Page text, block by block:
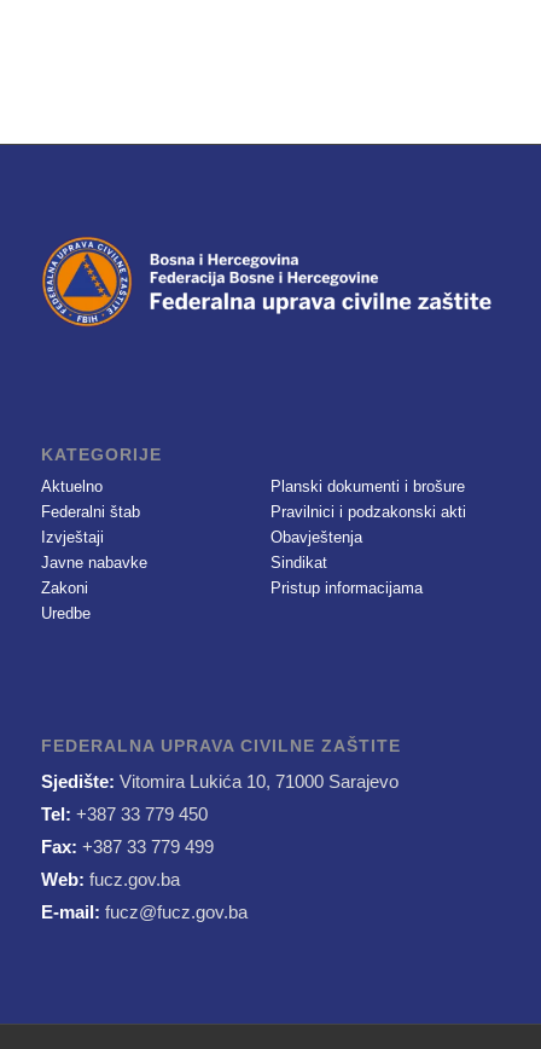
KATEGORIJE
Aktuelno
Federalni štab
Izvještaji
Javne nabavke
Zakoni
Uredbe
Planski dokumenti i brošure
Pravilnici i podzakonski akti
Obavještenja
Sindikat
Pristup informacijama
FEDERALNA UPRAVA CIVILNE ZAŠTITE
Sjedište: Vitomira Lukića 10, 71000 Sarajevo
Tel: +387 33 779 450
Fax: +387 33 779 499
Web: fucz.gov.ba
E-mail: fucz@fucz.gov.ba